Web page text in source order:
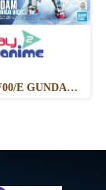
1/144 RX-78F00/E GUNDAM (EX-001 G.L.R.S.S. Feather UNIT) CHEMICAL RECYCLE Ver.